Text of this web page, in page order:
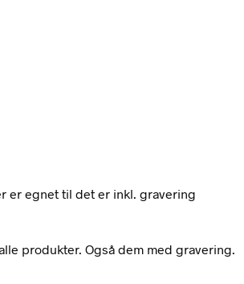
er egnet til det er inkl. gravering
produkter. Også dem med gravering.